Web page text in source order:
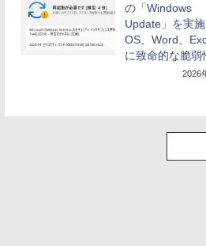
の「Windows
Update」を実施
OS、Word、
に致命的な脆弱
2026